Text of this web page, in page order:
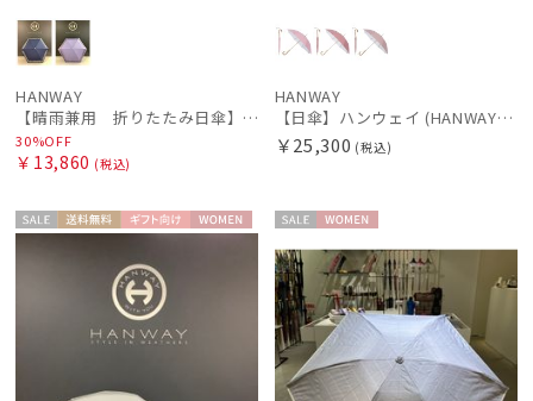
HANWAY
【晴雨兼用 折りたたみ日傘】ハンウェイ（ＨＡＮＷＡＹ）HW street（ハンウェイ・ストリート）
30%OFF
￥13,860 (税込)
HANWAY
【日傘】ハンウェイ (HANWAY) Pシエスタ 白ラミネート ナチュラルカラー 長傘 オールウェザー 遮光 竹手元 晴雨兼用 UV 日本製
￥25,300 (税込)
セー 送料無 ギフト
向け
WOME
ル
N